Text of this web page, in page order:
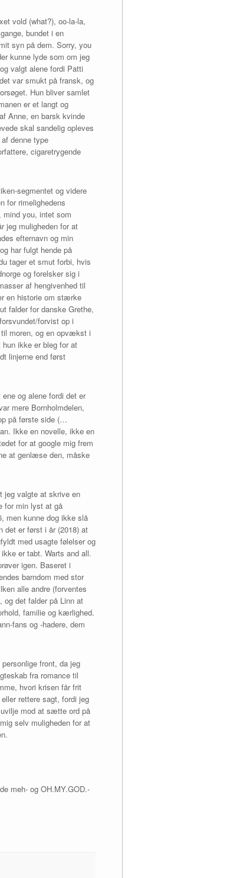
vold (what?), oo-la-la,
bundet i en
syn på dem. Sorry, you
kunne lyde som om jeg
valgt alene fordi Patti
var smukt på fransk, og
Hun bliver samlet
er et langt og
Anne, en barsk kvinde
skal sandelig opleves
denne type
cigaretrygende
segmentet og videre
for rimelighedens
you, intet som
jeg muligheden for at
efternavn og min
har fulgt hende på
tager et smut forbi, hvis
og forelsker sig i
af hengivenhed til
en historie om stærke
falder for danske Grethe,
forvist op i
moren, og en opvækst i
ikke er bleg for at
linjerne end først
og alene fordi det er
mere Bornholmdelen,
på første side (…
Ikke en novelle, ikke en
for at google mig frem
at genlæse den, måske
jeg valgte at skrive en
for min lyst at gå
men kunne dog ikke slå
det er først i år (2018) at
med usagte følelser og
er tabt. Warts and all.
igen. Baseret i
barndom med stor
alle andre (forventes
det falder på Linn at
familie og kærlighed.
fans og -hadere, dem
front, da jeg
fra romance til
hvori krisen får frit
rettere sagt, fordi jeg
mod at sætte ord på
selv muligheden for at
meh- og OH.MY.GOD.-